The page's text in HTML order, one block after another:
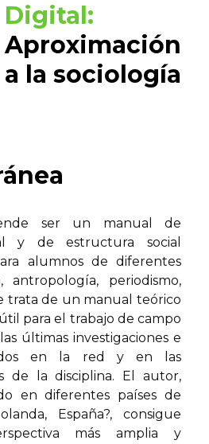
Digital:
Aproximación
a la sociología
ser un manual de
y de estructura social
alumnos de diferentes
antropología, periodismo,
trata de un manual teórico
para el trabajo de campo
últimas investigaciones e
en la red y en las
de la disciplina. El autor,
en diferentes países de
España?, consigue
más amplia y